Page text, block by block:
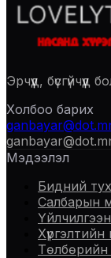
Эрчүүд,
Холбоо барих
Мэдээлэл
Бидний
Салбарын